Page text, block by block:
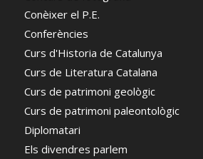
Conèixer el P.E.
Conferències
Curs d'Historia de Catalunya
Curs de Literatura Catalana
Curs de patrimoni geològic
Curs de patrimoni paleontològic
Diplomatari
Els divendres parlem